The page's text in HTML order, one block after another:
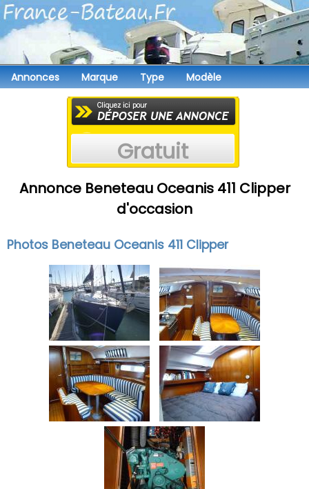
Annonces Marque Type Modèle
Gratuit
Annonce Beneteau Oceanis 411 Clipper
d'occasion
Photos Beneteau Oceanis 411 Clipper